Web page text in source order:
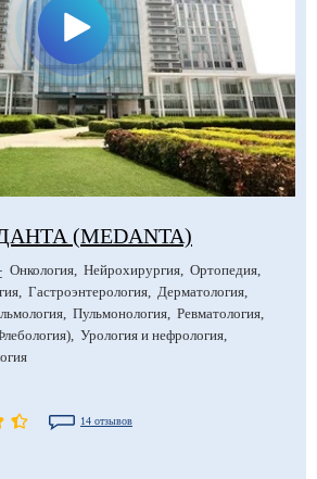
(MEDANTA)
Онкология Нейрохирургия Ортопедия
Гастроэнтерология Дерматология
Пульмонология Ревматология
Урология и нефрология
14 отзывов